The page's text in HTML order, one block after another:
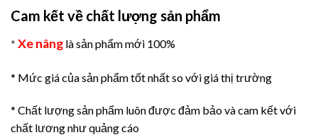
Cam kết về chất lượng sản phẩm
* Xe nâng là sản phẩm mới 100%
* Mức giá của sản phẩm tốt nhất so với giá thị trường
* Chất lượng sản phẩm luôn được đảm bảo và cam kết với
chất lương như quảng cáo